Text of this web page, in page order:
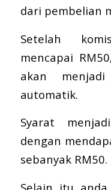
dari pembelian
Setelah
mencapai
akan
automatik.
Syarat
dengan
sebanyak RM50.